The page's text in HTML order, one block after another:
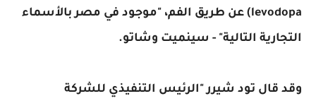
levodopa) عن طريق الفم، "موجود في مصر بالأسماء
التجارية التالية" - سينميت وشاتو.
وقد قال تود شيرر "الرئيس التنفيذي للشركة